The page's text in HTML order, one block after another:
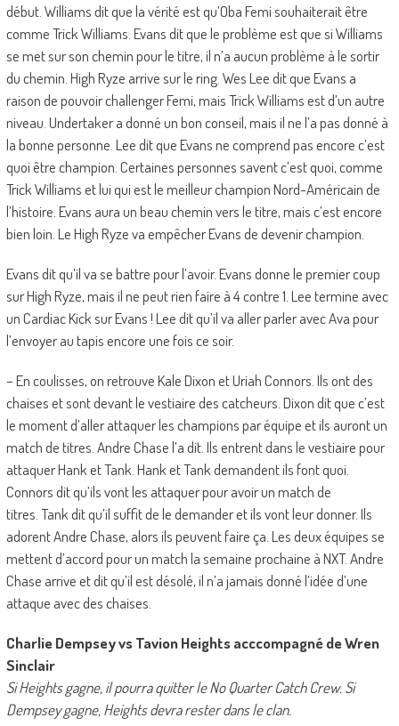
début. Williams dit que la vérité est qu’Oba Femi souhaiterait être
comme Trick Williams. Evans dit que le problème est que si Williams
se met sur son chemin pour le titre, il n’a aucun problème à le sortir
du chemin. High Ryze arrive sur le ring. Wes Lee dit que Evans a
raison de pouvoir challenger Femi, mais Trick Williams est d’un autre
niveau. Undertaker a donné un bon conseil, mais il ne l’a pas donné à
la bonne personne. Lee dit que Evans ne comprend pas encore c’est
quoi être champion. Certaines personnes savent c’est quoi, comme
Trick Williams et lui qui est le meilleur champion Nord-Américain de
l’histoire. Evans aura un beau chemin vers le titre, mais c’est encore
bien loin. Le High Ryze va empêcher Evans de devenir champion.
Evans dit qu’il va se battre pour l’avoir. Evans donne le premier coup
sur High Ryze, mais il ne peut rien faire à 4 contre 1. Lee termine avec
un Cardiac Kick sur Evans ! Lee dit qu’il va aller parler avec Ava pour
l’envoyer au tapis encore une fois ce soir.
– En coulisses, on retrouve Kale Dixon et Uriah Connors. Ils ont des
chaises et sont devant le vestiaire des catcheurs. Dixon dit que c’est
le moment d’aller attaquer les champions par équipe et ils auront un
match de titres. Andre Chase l’a dit. Ils entrent dans le vestiaire pour
attaquer Hank et Tank. Hank et Tank demandent ils font quoi.
Connors dit qu’ils vont les attaquer pour avoir un match de
titres. Tank dit qu’il suffit de le demander et ils vont leur donner. Ils
adorent Andre Chase, alors ils peuvent faire ça. Les deux équipes se
mettent d’accord pour un match la semaine prochaine à NXT. Andre
Chase arrive et dit qu’il est désolé, il n’a jamais donné l’idée d’une
attaque avec des chaises.
Charlie Dempsey vs Tavion Heights acccompagné de Wren
Sinclair
Si Heights gagne, il pourra quitter le No Quarter Catch Crew. Si
Dempsey gagne, Heights devra rester dans le clan.